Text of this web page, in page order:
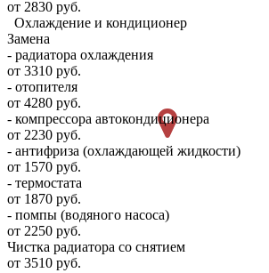
от 2830 руб.
Охлаждение и кондиционер
Замена
- радиатора охлаждения
от 3310 руб.
- отопителя
от 4280 руб.
- компрессора автокондиционера
от 2230 руб.
- антифриза (охлаждающей жидкости)
от 1570 руб.
- термостата
от 1870 руб.
- помпы (водяного насоса)
от 2250 руб.
Чистка радиатора со снятием
от 3510 руб.